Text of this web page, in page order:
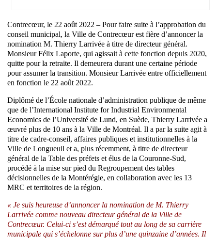
Contrecœur, le 22 août 2022 – Pour faire suite à l’approbation du
conseil municipal, la Ville de Contrecœur est fière d’annoncer la
nomination M. Thierry Larrivée à titre de directeur général.
Monsieur Félix Laporte, qui agissait à cette fonction depuis 2020,
quitte pour la retraite. Il demeurera durant une certaine période
pour assumer la transition. Monsieur Larrivée entre officiellement
en fonction le 22 août 2022.
Diplômé de l’École nationale d’administration publique de même
que de l’International Institute for Industrial Environmental
Economics de l’Université de Lund, en Suède, Thierry Larrivée a
œuvré plus de 10 ans à la Ville de Montréal. Il a par la suite agit à
titre de cadre-conseil, affaires publiques et institutionnelles à la
Ville de Longueuil et a, plus récemment, à titre de directeur
général de la Table des préfets et élus de la Couronne-Sud,
procédé à la mise sur pied du Regroupement des tables
décisionnelles de la Montérégie, en collaboration avec les 13
MRC et territoires de la région.
« Je suis heureuse d’annoncer la nomination de M. Thierry
Larrivée comme nouveau directeur général de la Ville de
Contrecœur. Celui-ci s’est démarqué tout au long de sa carrière
municipale qui s’échelonne sur plus d’une quinzaine d’années. Il